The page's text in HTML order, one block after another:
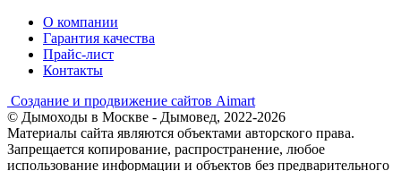
О компании
Гарантия качества
Прайс-лист
Контакты
Создание и продвижение сайтов Aimart
© Дымоходы в Москве - Дымовед, 2022-2026
Материалы сайта являются объектами авторского права.
Запрещается копирование, распространение, любое
использование информации и объектов без предварительного